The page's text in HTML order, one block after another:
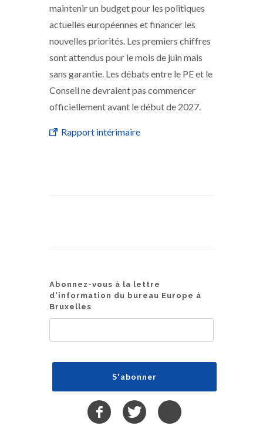
maintenir un budget pour les politiques
actuelles européennes et financer les
nouvelles priorités. Les premiers chiffres
sont attendus pour le mois de juin mais
sans garantie. Les débats entre le PE et le
Conseil ne devraient pas commencer
officiellement avant le début de 2027.
Rapport intérimaire
Abonnez-vous à la lettre
d'information du bureau Europe à
Bruxelles